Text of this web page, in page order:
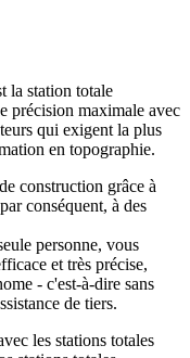
la station totale
précision maximale avec
qui exigent la plus
en topographie.
construction grâce à
conséquent, à des
personne, vous
et très précise,
- c'est-à-dire sans
de tiers.
les stations totales